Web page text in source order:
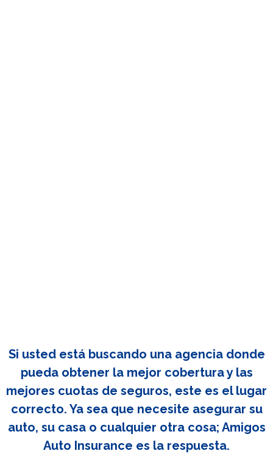
Si usted está buscando una agencia donde
pueda obtener la mejor cobertura y las
mejores cuotas de seguros, este es el lugar
correcto. Ya sea que necesite asegurar su
auto, su casa o cualquier otra cosa; Amigos
Auto Insurance es la respuesta.